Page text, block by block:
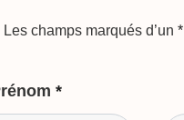
Les champs marqués d’un *
*